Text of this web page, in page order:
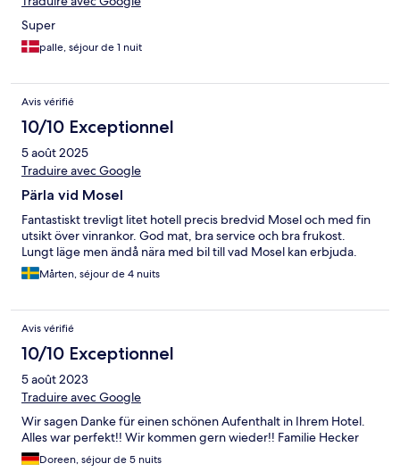
Super
palle, séjour de 1 nuit
Avis vérifié
10/10 Exceptionnel
5 août 2025
Traduire avec Google
Pärla vid Mosel
Fantastiskt trevligt litet hotell precis bredvid Mosel och med fin
utsikt över vinrankor. God mat, bra service och bra frukost.
Lungt läge men ändå nära med bil till vad Mosel kan erbjuda.
Mårten, séjour de 4 nuits
Avis vérifié
10/10 Exceptionnel
5 août 2023
Traduire avec Google
Wir sagen Danke für einen schönen Aufenthalt in Ihrem Hotel.
Alles war perfekt!! Wir kommen gern wieder!! Familie Hecker
Doreen, séjour de 5 nuits